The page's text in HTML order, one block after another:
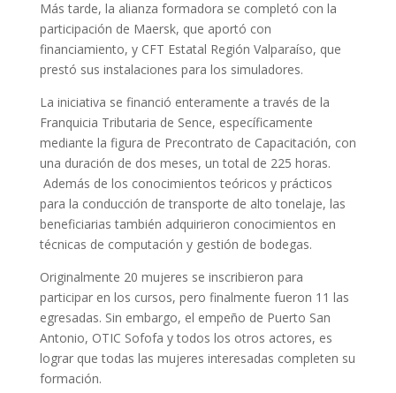
Más tarde, la alianza formadora se completó con la
participación de Maersk, que aportó con
financiamiento, y CFT Estatal Región Valparaíso, que
prestó sus instalaciones para los simuladores.
La iniciativa se financió enteramente a través de la
Franquicia Tributaria de Sence, específicamente
mediante la figura de Precontrato de Capacitación, con
una duración de dos meses, un total de 225 horas.
Además de los conocimientos teóricos y prácticos
para la conducción de transporte de alto tonelaje, las
beneficiarias también adquirieron conocimientos en
técnicas de computación y gestión de bodegas.
Originalmente 20 mujeres se inscribieron para
participar en los cursos, pero finalmente fueron 11 las
egresadas. Sin embargo, el empeño de Puerto San
Antonio, OTIC Sofofa y todos los otros actores, es
lograr que todas las mujeres interesadas completen su
formación.